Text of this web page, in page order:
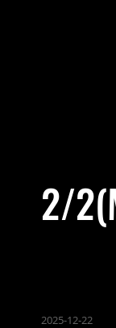
2/
2025-12-22